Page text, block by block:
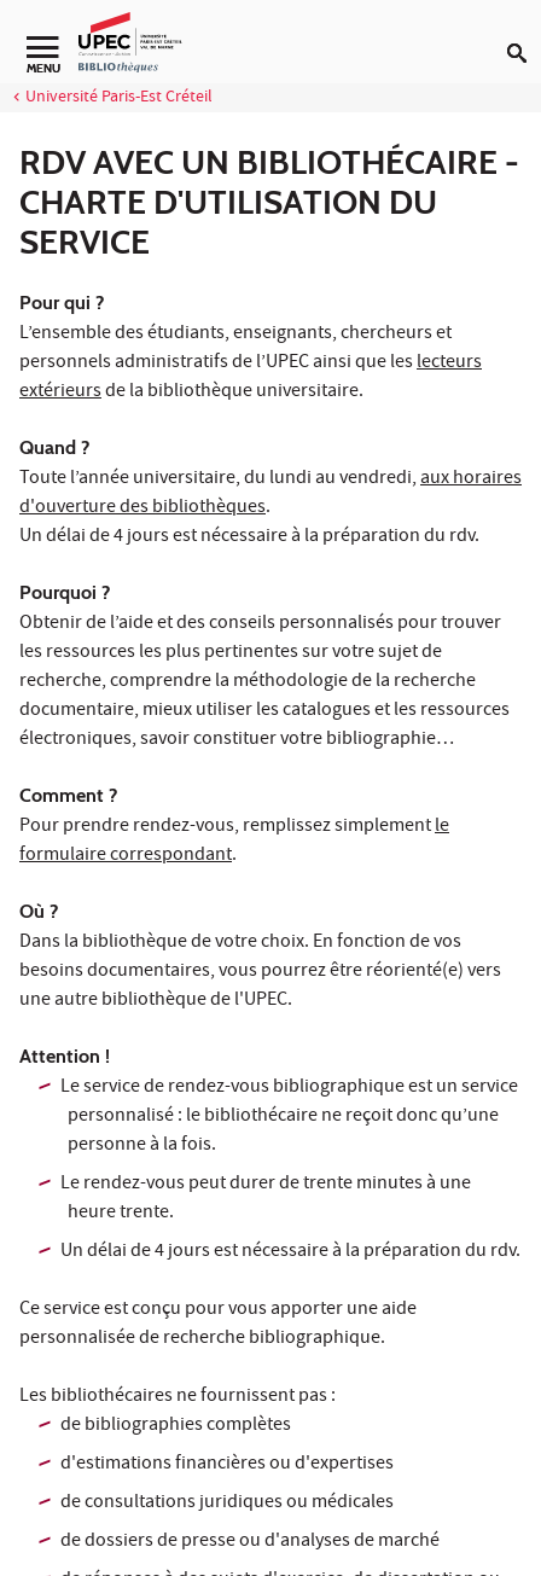
Aller au contenu
Navigation secondaire
MENU
Université Paris-Est Créteil
RDV AVEC UN BIBLIOTHÉCAIRE -
CHARTE D'UTILISATION DU
SERVICE
Pour qui ?
L’ensemble des étudiants, enseignants, chercheurs et
personnels administratifs de l’UPEC ainsi que leslecteurs
extérieursde la bibliothèque universitaire.
Quand ?
Toute l’année universitaire, du lundi au vendredi,aux horaires
d'ouverture des bibliothèques.
Un délai de 4 jours est nécessaire à la préparation du rdv.
Pourquoi ?
Obtenir de l’aide et des conseils personnalisés pour trouver
les ressources les plus pertinentes sur votre sujet de
recherche, comprendre la méthodologie de la recherche
documentaire, mieux utiliser les catalogues et les ressources
électroniques, savoir constituer votre bibliographie…
Comment ?
Pour prendre rendez-vous, remplissez simplementle
formulaire correspondant.
Où ?
Dans la bibliothèque de votre choix. En fonction de vos
besoins documentaires, vous pourrez être réorienté(e) vers
une autre bibliothèque de l'UPEC.
Attention !
Le service de rendez-vous bibliographique est un service
personnalisé : le bibliothécaire ne reçoit donc qu’une
personne à la fois.
Le rendez-vous peut durer de trente minutes à une
heure trente.
Un délai de 4 jours est nécessaire à la préparation du rdv.
Ce service est conçu pour vous apporter une aide
personnalisée de recherche bibliographique.
Les bibliothécaires ne fournissent pas :
de bibliographies complètes
d'estimations financières ou d'expertises
de consultations juridiques ou médicales
de dossiers de presse ou d'analyses de marché